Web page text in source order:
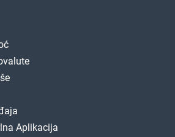
Aplikacija